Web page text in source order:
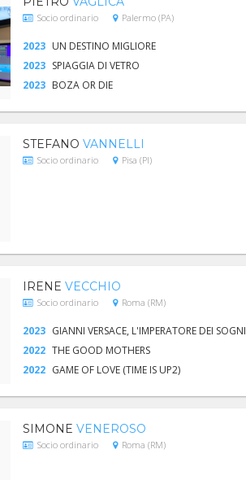
Socio ordinario Palermo (PA)
2023 UN DESTINO MIGLIORE
2023 SPIAGGIA DI VETRO
2023 BOZA OR DIE
STEFANO VANNELLI
Socio ordinario Pisa (PI)
IRENE VECCHIO
Socio ordinario Roma (RM)
2023 GIANNI VERSACE, L'IMPERATORE DEI SOGNI
2022 THE GOOD MOTHERS
2022 GAME OF LOVE (TIME IS UP2)
SIMONE VENEROSO
Socio ordinario Roma (RM)